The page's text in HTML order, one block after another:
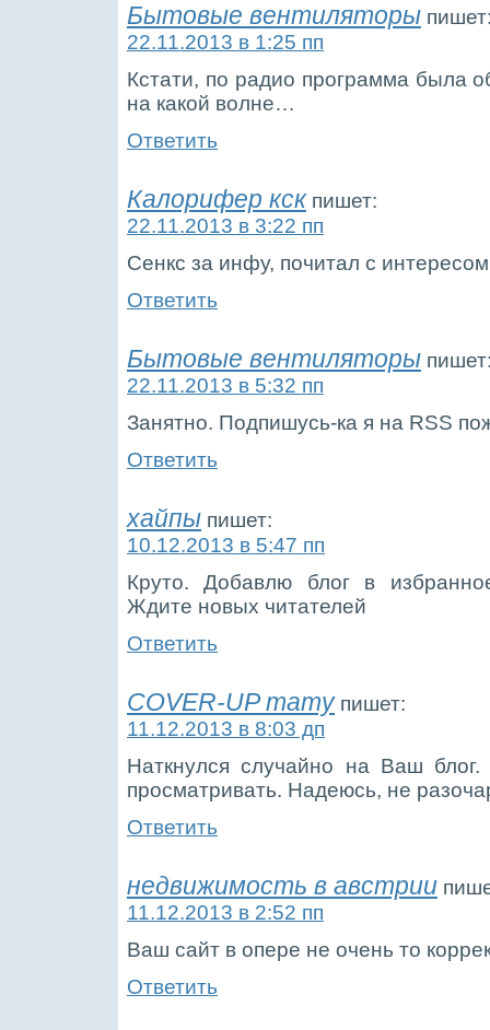
Бытовые вентиляторы
22.11.2013 в 1:25 пп
Кстати, по радио программа была
на какой волне…
Ответить
Калорифер кск пишет:
22.11.2013 в 3:22 пп
Сенкс за инфу, почитал с интересом
Ответить
Бытовые вентиляторы
22.11.2013 в 5:32 пп
Занятно. Подпишусь-ка я на RSS
Ответить
хайпы пишет:
10.12.2013 в 5:47 пп
Круто. Добавлю блог в
Ждите новых читателей
Ответить
COVER-UP тату пишет:
11.12.2013 в 8:03 дп
Наткнулся случайно на Ваш блог.
просматривать. Надеюсь, не
Ответить
недвижимость в австрии
11.12.2013 в 2:52 пп
Ваш сайт в опере не очень то
Ответить